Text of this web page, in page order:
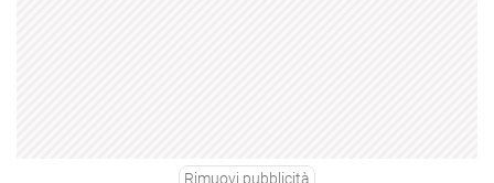
Rimuovi pubblicità